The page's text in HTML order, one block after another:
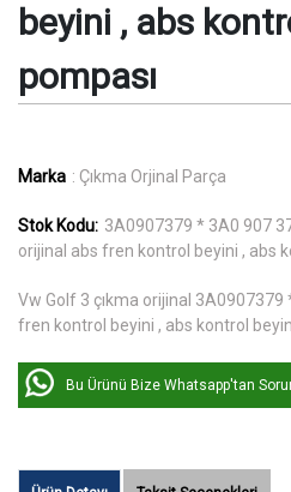
beyini , abs
pompası
Marka : Çıkma Orjinal Parça
Stok Kodu: 3A0907379 * 3A0 907
orijinal abs fren kontrol beyini , abs
Vw Golf 3 çıkma orijinal 3A0907379
fren kontrol beyini , abs kontrol
Bu Ürünü Bize Whatsapp'tan